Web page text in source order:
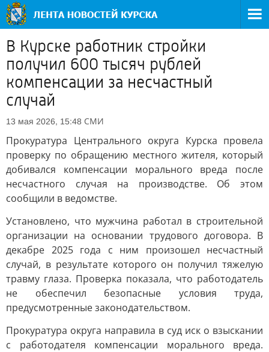
В Курске работник стройки
получил 600 тысяч рублей
компенсации за несчастный
случай
13 мая 2026, 15:48 СМИ
Прокуратура Центрального округа Курска провела
проверку по обращению местного жителя, который
добивался компенсации морального вреда после
несчастного случая на производстве. Об этом
сообщили в ведомстве.
Установлено, что мужчина работал в строительной
организации на основании трудового договора. В
декабре 2025 года с ним произошел несчастный
случай, в результате которого он получил тяжелую
травму глаза. Проверка показала, что работодатель
не обеспечил безопасные условия труда,
предусмотренные законодательством.
Прокуратура округа направила в суд иск о взыскании
с работодателя компенсации морального вреда.